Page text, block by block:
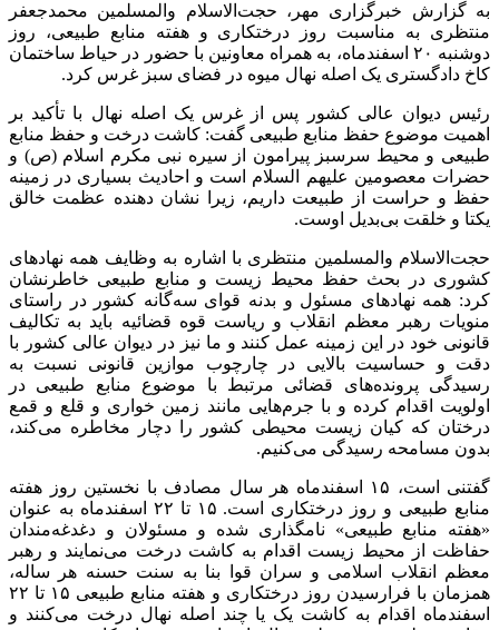
به گزارش خبرگزاری مهر، حجت‌الاسلام والمسلمین محمدجعفر
منتظری به مناسبت روز درختکاری و هفته منابع طبیعی، روز
دوشنبه ۲۰ اسفندماه، به همراه معاونین با حضور در حیاط ساختمان
کاخ دادگستری یک اصله نهال میوه در فضای سبز غرس کرد.
رئیس دیوان عالی کشور پس از غرس یک اصله نهال با تأکید بر
اهمیت موضوع حفظ منابع طبیعی گفت: کاشت درخت و حفظ منابع
طبیعی و محیط سرسبز پیرامون از سیره نبی مکرم اسلام (ص) و
حضرات معصومین علیهم السلام است و احادیث بسیاری در زمینه
حفظ و حراست از طبیعت داریم، زیرا نشان دهنده عظمت خالق
یکتا و خلقت بی‌بدیل اوست.
حجت‌الاسلام والمسلمین منتظری با اشاره به وظایف همه نهادهای
کشوری در بحث حفظ محیط زیست و منابع طبیعی خاطرنشان
کرد: همه نهادهای مسئول و بدنه قوای سه‌گانه کشور در راستای
منویات رهبر معظم انقلاب و ریاست قوه قضائیه باید به تکالیف
قانونی خود در این زمینه عمل کنند و ما نیز در دیوان عالی کشور با
دقت و حساسیت بالایی در چارچوب موازین قانونی نسبت به
رسیدگی پرونده‌های قضائی مرتبط با موضوع منابع طبیعی در
اولویت اقدام کرده و با جرم‌هایی مانند زمین خواری و قلع و قمع
درختان که کیان زیست محیطی کشور را دچار مخاطره می‌کند،
بدون مسامحه رسیدگی می‌کنیم.
گفتنی است، ۱۵ اسفندماه هر سال مصادف با نخستین روز هفته
منابع طبیعی و روز درختکاری است. ۱۵ تا ۲۲ اسفندماه به عنوان
«هفته منابع طبیعی» نامگذاری شده و مسئولان و دغدغه‌مندان
حفاظت از محیط زیست اقدام به کاشت درخت می‌نمایند و رهبر
معظم انقلاب اسلامی و سران قوا بنا به سنت حسنه هر ساله،
همزمان با فرارسیدن روز درختکاری و هفته منابع طبیعی ۱۵ تا ۲۲
اسفندماه اقدام به کاشت یک یا چند اصله نهال درخت می‌کنند و